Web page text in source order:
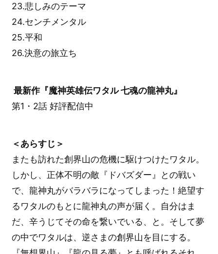
23.悲しみのテーマ
24.センチメンタル
25.平和
26.決意の旅立ち
最新作『魔神英雄伝ワタル 七魂の龍神丸』
第1・2話 好評配信中
＜あらすじ＞
またも訪れた創界山の危機に駆けつけたワタル。
しかし、正体不明の敵『ドバズダー』との戦い
で、龍神丸がバラバラになってしまった！絶望す
るワタルのもとに龍神丸の声が届く。自分はま
だ、辛うじてその命を繋いでいる、と。そして夢
の中でワタルは、逆さまの創界山を目にする。